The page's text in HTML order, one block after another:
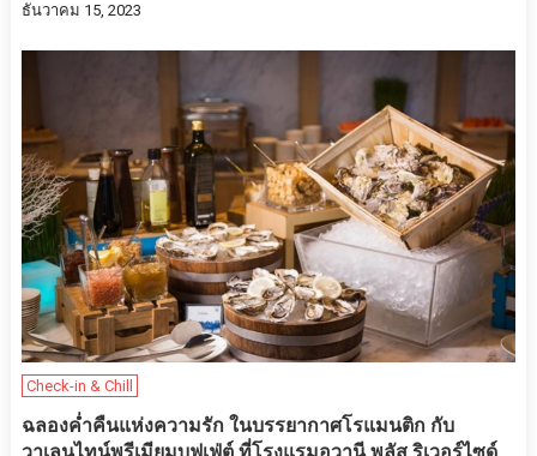
ธันวาคม 15, 2023
Check-in & Chill
ฉลองค่ำคืนแห่งความรัก ในบรรยากาศโรแมนติก กับ